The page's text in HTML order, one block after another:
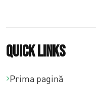
ă
Quick links
Prima pagină